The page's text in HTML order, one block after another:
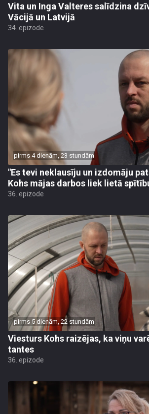
Vita un Inga Valteres salīdzina
Vācijā un Latvijā
34. epizode
pirms 4 dienām, 23 stundām
"Es tevi neklausīju un izdomāju
Kohs mājas darbos liek lietā
36. epizode
pirms 5 dienām, 22 stundām
Viesturs Kohs raizējas, ka viņu
tantes
36. epizode